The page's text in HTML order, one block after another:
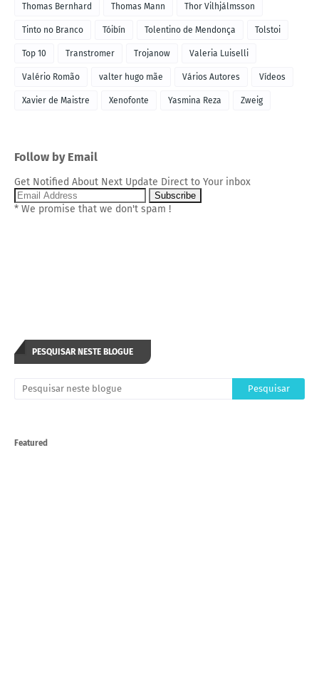
Thomas Bernhard Thomas Mann Thor Vilhjálmsson
Tinto no Branco Tóibín Tolentino de Mendonça Tolstoi
Top 10 Transtromer Trojanow Valeria Luiselli
Valério Romão valter hugo mãe Vários Autores Vídeos
Xavier de Maistre Xenofonte Yasmina Reza Zweig
Follow by Email
Get Notified About Next Update Direct to Your inbox
* We promise that we don't spam !
PESQUISAR NESTE BLOGUE
Featured